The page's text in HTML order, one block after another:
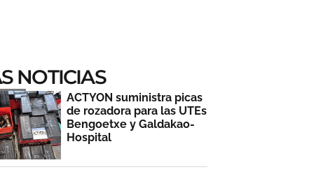
NOTICIAS
ACTYON suministra picas
de rozadora para las UTEs
Bengoetxe y Galdakao-
Hospital